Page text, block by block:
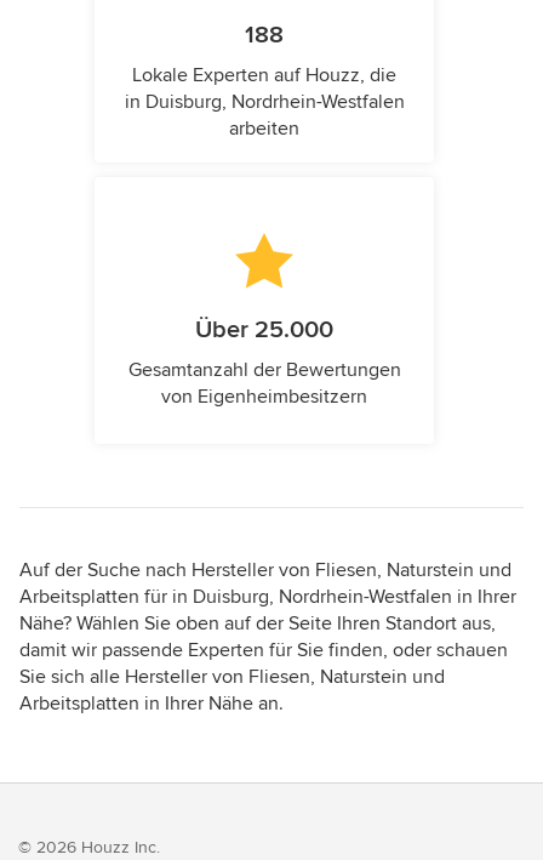
188
Lokale Experten auf Houzz, die
in Duisburg, Nordrhein-Westfalen
arbeiten
Über 25.000
Gesamtanzahl der Bewertungen
von Eigenheimbesitzern
Auf der Suche nach Hersteller von Fliesen, Naturstein und
Arbeitsplatten für in Duisburg, Nordrhein-Westfalen in Ihrer
Nähe? Wählen Sie oben auf der Seite Ihren Standort aus,
damit wir passende Experten für Sie finden, oder schauen
Sie sich alle Hersteller von Fliesen, Naturstein und
Arbeitsplatten in Ihrer Nähe an.
© 2026 Houzz Inc.